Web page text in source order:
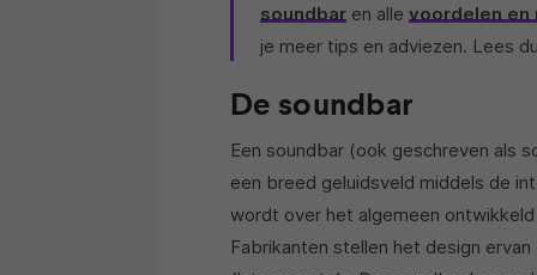
soundbar en alle voordelen en
je meer tips en adviezen. Lees
De soundbar
Een soundbar (ook geschreven als
een breed geluidsveld middels de
wordt over het algemeen
Fabrikanten stellen het design